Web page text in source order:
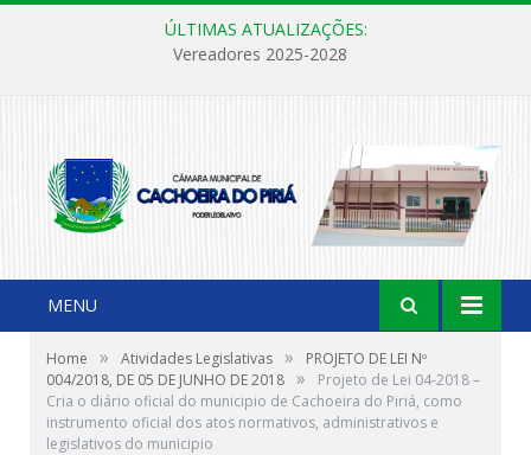
ÚLTIMAS ATUALIZAÇÕES:
Vereadores 2025-2028
MENU
Home » Atividades Legislativas »
PROJETO DE LEI Nº
004/2018, DE 05 DE JUNHO DE 2018 »
Projeto de Lei 04-2018 –
Cria o diário oficial do municipio de Cachoeira do Piriá, como
instrumento oficial dos atos normativos, administrativos e
legislativos do municipio